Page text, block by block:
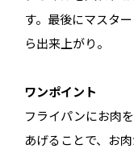
す。最後にマスタ
ら出来上がり。
ワンポイント
フライパンにお肉
あげることで、お